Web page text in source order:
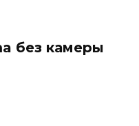
без камеры